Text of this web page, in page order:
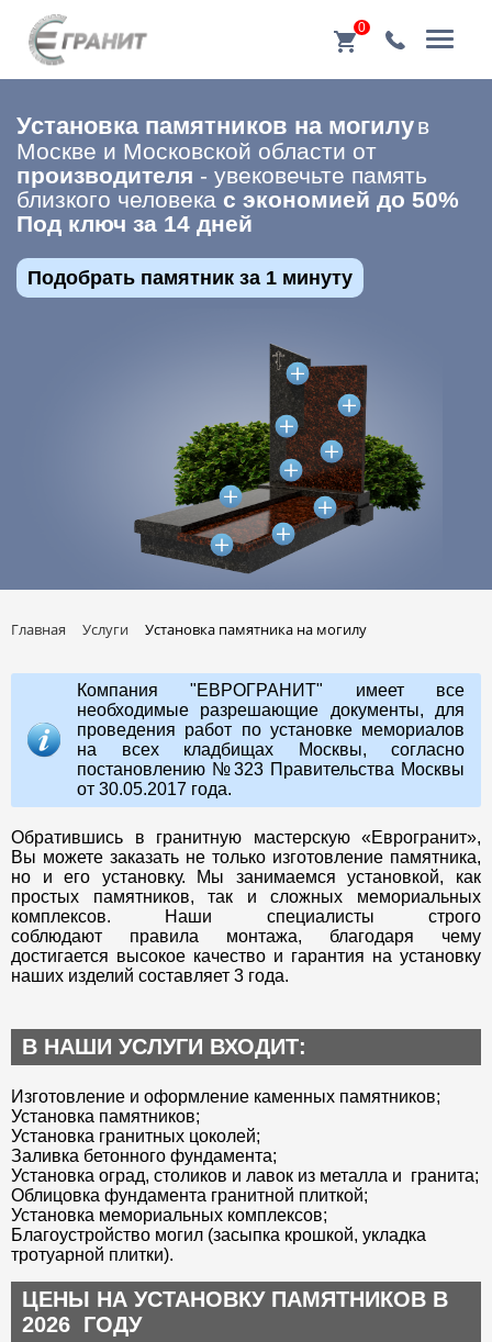
0
Установка памятников на могилув
Москве и Московской области от
производителя - увековечьте память
близкого человека с экономией до 50%
Под ключ за 14 дней
Подобрать памятник за 1 минуту
Главная Услуги Установка памятника на могилу
Компания "ЕВРОГРАНИТ" имеет все
необходимые разрешающие документы, для
проведения работ по установке мемориалов
на всех кладбищах Москвы, согласно
постановлению №323 Правительства Москвы
от 30.05.2017 года.
Обратившись в гранитную мастерскую «Еврогранит»,
Вы можете заказать не только изготовление памятника,
но и его установку. Мы занимаемся установкой, как
простых памятников, так и сложных мемориальных
комплексов. Наши специалисты строго
соблюдают правила монтажа, благодаря чему
достигается высокое качество и гарантия на установку
наших изделий составляет 3 года.
В НАШИ УСЛУГИ ВХОДИТ:
Изготовление и оформление каменных памятников;
Установка памятников;
Установка гранитных цоколей;
Заливка бетонного фундамента;
Установка оград, столиков и лавок из металла и гранита;
Облицовка фундамента гранитной плиткой;
Установка мемориальных комплексов;
Благоустройство могил (засыпка крошкой, укладка
тротуарной плитки).
ЦЕНЫ НА УСТАНОВКУ ПАМЯТНИКОВ В
2026 ГОДУ